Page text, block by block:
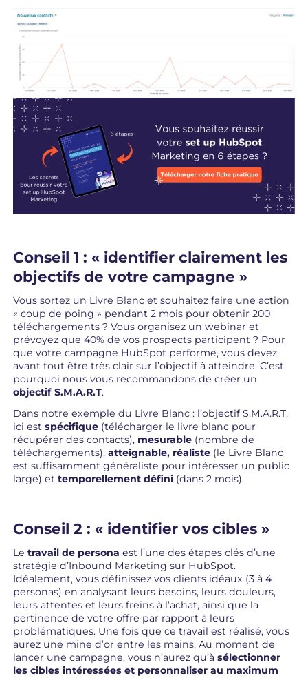
Conseil 1 : « identifier clairement les
objectifs de votre campagne »
Vous sortez un Livre Blanc et souhaitez faire une action
« coup de poing » pendant 2 mois pour obtenir 200
téléchargements ? Vous organisez un webinar et
prévoyez que 40% de vos prospects participent ? Pour
que votre campagne HubSpot performe, vous devez
avant tout être très clair sur l’objectif à atteindre. C’est
pourquoi nous vous recommandons de créer un
objectif S.M.A.R.T.
Dans notre exemple du Livre Blanc : l’objectif S.M.A.R.T.
ici estspécifique (télécharger le livre blanc pour
récupérer des contacts), mesurable (nombre de
téléchargements),atteignable, réaliste (le Livre Blanc
est suffisamment généraliste pour intéresser un public
large) ettemporellement défini (dans 2 mois).
Conseil 2 : « identifier vos cibles »
Letravail de persona est l’une des étapes clés d’une
stratégie d’Inbound Marketing sur HubSpot.
Idéalement, vous définissez vos clients idéaux (3 à 4
personas) en analysant leurs besoins, leurs douleurs,
leurs attentes et leurs freins à l’achat, ainsi que la
pertinence de votre offre par rapport à leurs
problématiques. Une fois que ce travail est réalisé, vous
aurez une mine d’or entre les mains. Au moment de
lancer une campagne, vous n’aurez qu’àsélectionner
les cibles intéressées et personnaliser au maximum